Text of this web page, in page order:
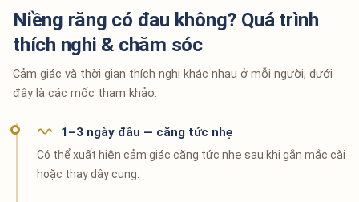
Niềng răng có đau không? Quá trình
thích nghi & chăm sóc
Cảm giác và thời gian thích nghi khác nhau ở mỗi người; dưới
đây là các mốc tham khảo.
1–3 ngày đầu — căng tức nhẹ
Có thể xuất hiện cảm giác căng tức nhẹ sau khi gắn mắc cài
hoặc thay dây cung.